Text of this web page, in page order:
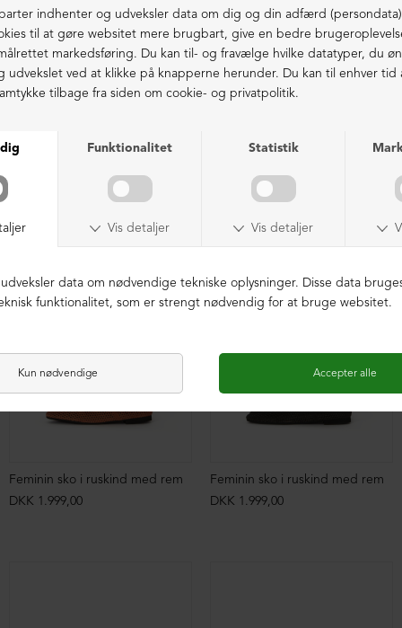
38 = 25,0 cm | 38½ = 25,2 cm
39 = 25,5 cm | 39½ = 25,9 cm
40 = 26,2 cm | 40½ = 26,4 cm
41 = 26,8 cm
Fri fragt fra 1.000,- i DK (pakkeshop)
Ekstraordinær kvalitet - produceret i Europa
LIGNENDE PRODUKTER
Feminin sko i ruskind med rem
DKK 1.999,00
Feminin sko i ruskind med rem
DKK 1.999,00